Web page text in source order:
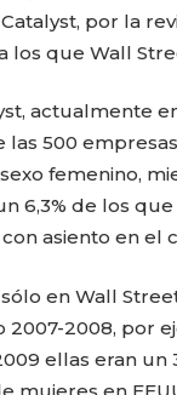
por la
los que Wall
actualmente
las 500
femenino,
6,3% de los
asiento en el
en Wall
2007-2008, por
ellas eran un
mujeres en